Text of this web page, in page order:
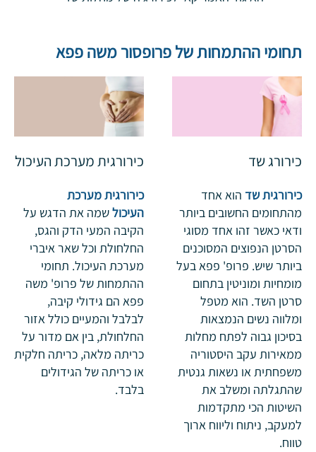
תחומי ההתמחות של פרופסור משה פפא
כירורג שד
כירורגית שד הוא אחד
מהתחומים החשובים ביותר
ודאי כאשר זהו אחד מסוגי
הסרטן הנפוצים המסוכנים
ביותר שיש. פרופ' פפא בעל
מומחיות ומוניטין בתחום
סרטן השד. הוא מטפל
ומלווה נשים הנמצאות
בסיכון גבוה לפתח מחלות
ממאירות עקב היסטוריה
משפחתית או נשאות גנטית
שהתגלתה ומשלב את
השיטות הכי מתקדמות
למעקב, ניתוח וליווח ארוך
טווח.
כירורגית מערכת העיכול
כירורגית מערכת
העיכולשמה את הדגש על
הקיבה המעי הדק והגס,
החלחולת וכל שאר איברי
מערכת העיכול. תחומי
ההתמחות של פרופ' משה
פפא הם גידולי קיבה,
לבלבל והמעיים כולל אזור
החלחולת, בין אם מדור על
כריתה מלאה, כריתה חלקית
או כריתה של הגידולים
בלבד.